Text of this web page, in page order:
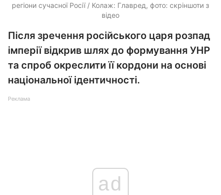
регіони сучасної Росії / Колаж: Главред, фото: скріншоти з
відео
Після зречення російського царя розпад
імперії відкрив шлях до формування УНР
та спроб окреслити її кордони на основі
національної ідентичності.
Реклама
ad